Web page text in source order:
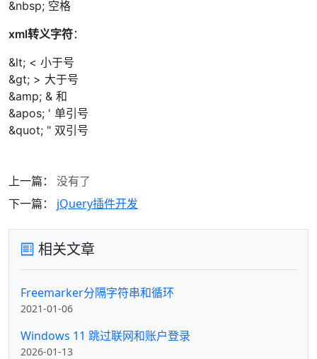
&nbsp; 空格
xml转义字符：
&lt; < 小于号
&gt; > 大于号
&amp; & 和
&apos; ' 单引号
&quot; " 双引号
上一篇： 没有了
下一篇： jQuery插件开发
相关文章
Freemarker分隔字符串和循环
2021-01-06
Windows 11 跳过联网和账户登录
2026-01-13